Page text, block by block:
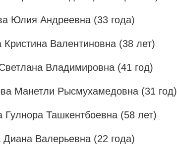
Юлия Андреевна (33 года)
Кристина Валентиновна (38 лет)
Владимировна (41 год)
Манетли Рысмухамедовна (31 год)
Гулнора Ташкентбоевна (58 лет)
Диана Валерьевна (22 года)